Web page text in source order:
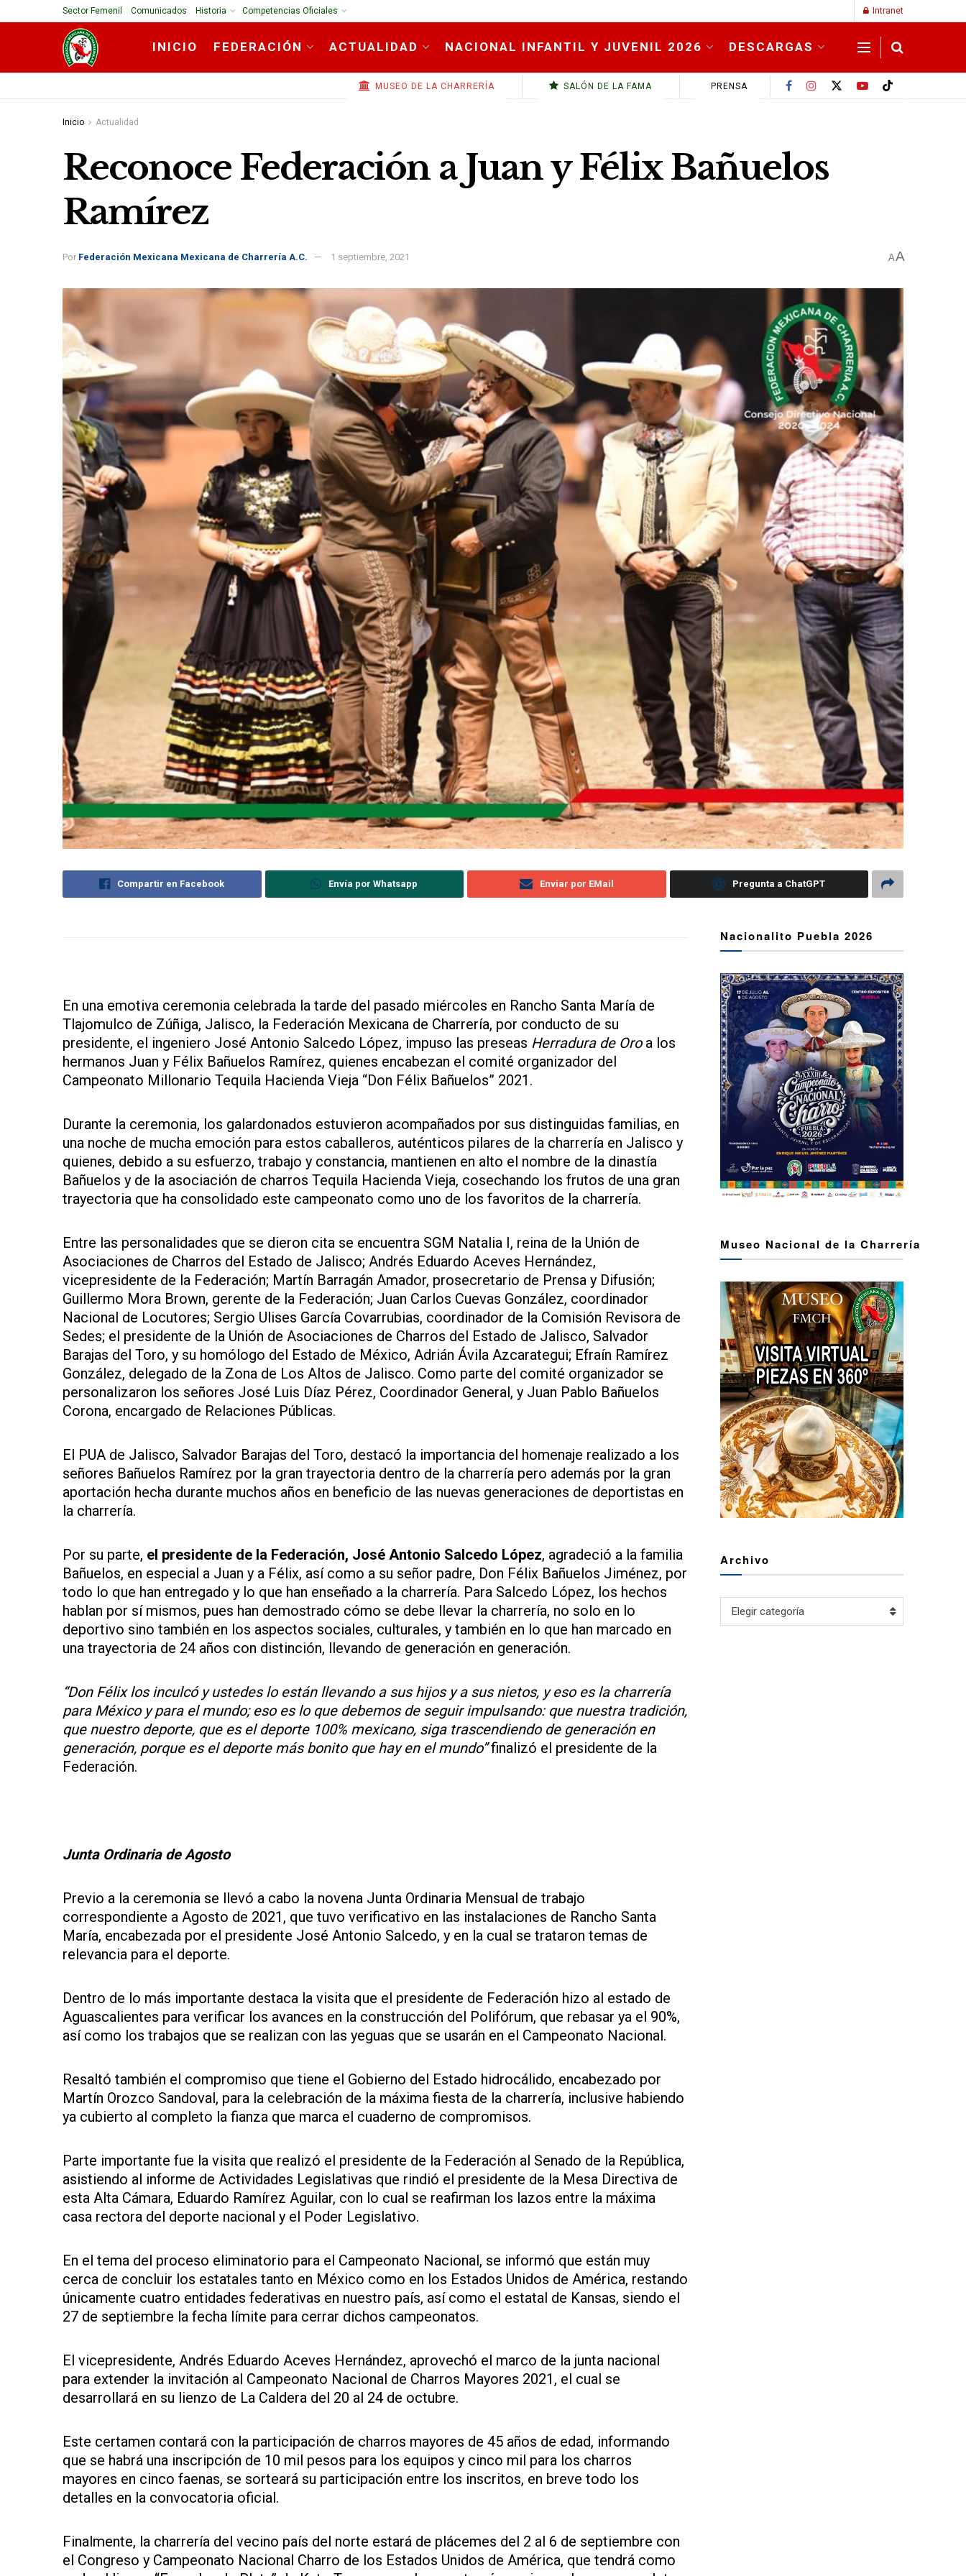
Sector Femenil Comunicados Historia Competencias Oficiales Intranet
INICIO FEDERACIÓN ACTUALIDAD NACIONAL INFANTIL Y JUVENIL 2026 DESCARGAS
MUSEO DE LA CHARRERÍA SALÓN DE LA FAMA PRENSA
Inicio Actualidad
Reconoce Federación a Juan y Félix Bañuelos
Ramírez
Por Federación Mexicana Mexicana de Charrería A.C. 1 septiembre, 2021 AA
Compartir en Facebook Envía por Whatsapp Enviar por EMail Pregunta a ChatGPT
En una emotiva ceremonia celebrada la tarde del pasado miércoles en Rancho Santa María de
Tlajomulco de Zúñiga, Jalisco, la Federación Mexicana de Charrería, por conducto de su
presidente, el ingeniero José Antonio Salcedo López, impuso las preseas Herradura de Oro a los
hermanos Juan y Félix Bañuelos Ramírez, quienes encabezan el comité organizador del
Campeonato Millonario Tequila Hacienda Vieja “Don Félix Bañuelos” 2021.
Durante la ceremonia, los galardonados estuvieron acompañados por sus distinguidas familias, en
una noche de mucha emoción para estos caballeros, auténticos pilares de la charrería en Jalisco y
quienes, debido a su esfuerzo, trabajo y constancia, mantienen en alto el nombre de la dinastía
Bañuelos y de la asociación de charros Tequila Hacienda Vieja, cosechando los frutos de una gran
trayectoria que ha consolidado este campeonato como uno de los favoritos de la charrería.
Entre las personalidades que se dieron cita se encuentra SGM Natalia I, reina de la Unión de
Asociaciones de Charros del Estado de Jalisco; Andrés Eduardo Aceves Hernández,
vicepresidente de la Federación; Martín Barragán Amador, prosecretario de Prensa y Difusión;
Guillermo Mora Brown, gerente de la Federación; Juan Carlos Cuevas González, coordinador
Nacional de Locutores; Sergio Ulises García Covarrubias, coordinador de la Comisión Revisora de
Sedes; el presidente de la Unión de Asociaciones de Charros del Estado de Jalisco, Salvador
Barajas del Toro, y su homólogo del Estado de México, Adrián Ávila Azcarategui; Efraín Ramírez
González, delegado de la Zona de Los Altos de Jalisco. Como parte del comité organizador se
personalizaron los señores José Luis Díaz Pérez, Coordinador General, y Juan Pablo Bañuelos
Corona, encargado de Relaciones Públicas.
El PUA de Jalisco, Salvador Barajas del Toro, destacó la importancia del homenaje realizado a los
señores Bañuelos Ramírez por la gran trayectoria dentro de la charrería pero además por la gran
aportación hecha durante muchos años en beneficio de las nuevas generaciones de deportistas en
la charrería.
Por su parte, el presidente de la Federación, José Antonio Salcedo López, agradeció a la familia
Bañuelos, en especial a Juan y a Félix, así como a su señor padre, Don Félix Bañuelos Jiménez, por
todo lo que han entregado y lo que han enseñado a la charrería. Para Salcedo López, los hechos
hablan por sí mismos, pues han demostrado cómo se debe llevar la charrería, no solo en lo
deportivo sino también en los aspectos sociales, culturales, y también en lo que han marcado en
una trayectoria de 24 años con distinción, llevando de generación en generación.
“Don Félix los inculcó y ustedes lo están llevando a sus hijos y a sus nietos, y eso es la charrería
para México y para el mundo; eso es lo que debemos de seguir impulsando: que nuestra tradición,
que nuestro deporte, que es el deporte 100% mexicano, siga trascendiendo de generación en
generación, porque es el deporte más bonito que hay en el mundo”finalizó el presidente de la
Federación.
Junta Ordinaria de Agosto
Previo a la ceremonia se llevó a cabo la novena Junta Ordinaria Mensual de trabajo
correspondiente a Agosto de 2021, que tuvo verificativo en las instalaciones de Rancho Santa
María, encabezada por el presidente José Antonio Salcedo, y en la cual se trataron temas de
relevancia para el deporte.
Dentro de lo más importante destaca la visita que el presidente de Federación hizo al estado de
Aguascalientes para verificar los avances en la construcción del Polifórum, que rebasar ya el 90%,
así como los trabajos que se realizan con las yeguas que se usarán en el Campeonato Nacional.
Resaltó también el compromiso que tiene el Gobierno del Estado hidrocálido, encabezado por
Martín Orozco Sandoval, para la celebración de la máxima fiesta de la charrería, inclusive habiendo
ya cubierto al completo la fianza que marca el cuaderno de compromisos.
Parte importante fue la visita que realizó el presidente de la Federación al Senado de la República,
asistiendo al informe de Actividades Legislativas que rindió el presidente de la Mesa Directiva de
esta Alta Cámara, Eduardo Ramírez Aguilar, con lo cual se reafirman los lazos entre la máxima
casa rectora del deporte nacional y el Poder Legislativo.
En el tema del proceso eliminatorio para el Campeonato Nacional, se informó que están muy
cerca de concluir los estatales tanto en México como en los Estados Unidos de América, restando
únicamente cuatro entidades federativas en nuestro país, así como el estatal de Kansas, siendo el
27 de septiembre la fecha límite para cerrar dichos campeonatos.
El vicepresidente, Andrés Eduardo Aceves Hernández, aprovechó el marco de la junta nacional
para extender la invitación al Campeonato Nacional de Charros Mayores 2021, el cual se
desarrollará en su lienzo de La Caldera del 20 al 24 de octubre.
Este certamen contará con la participación de charros mayores de 45 años de edad, informando
que se habrá una inscripción de 10 mil pesos para los equipos y cinco mil para los charros
mayores en cinco faenas, se sorteará su participación entre los inscritos, en breve todo los
detalles en la convocatoria oficial.
Finalmente, la charrería del vecino país del norte estará de plácemes del 2 al 6 de septiembre con
el Congreso y Campeonato Nacional Charro de los Estados Unidos de América, que tendrá como
Nacionalito Puebla 2026
Museo Nacional de la Charrería
Archivo
Archivo
Elegir categoría